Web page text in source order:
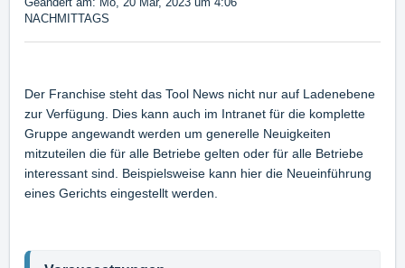
NACHMITTAGS
Der Franchise steht das Tool News nicht nur auf Ladenebene
zur Verfügung. Dies kann auch im Intranet für die komplette
Gruppe angewandt werden um generelle Neuigkeiten
mitzuteilen die für alle Betriebe gelten oder für alle Betriebe
interessant sind. Beispielsweise kann hier die Neueinführung
eines Gerichts eingestellt werden.